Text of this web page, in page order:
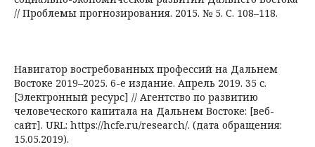
// Проблемы прогнозирования. 2015. № 5. С. 108–118.
Навигатор востребованных профессий на Дальнем
Востоке 2019–2025. 6-е издание. Апрель 2019. 35 с.
[Электронный ресурс] // Агентство по развитию
человеческого капитала на Дальнем Востоке: [веб-
сайт]. URL: https://hcfe.ru/research/. (дата обращения:
15.05.2019).